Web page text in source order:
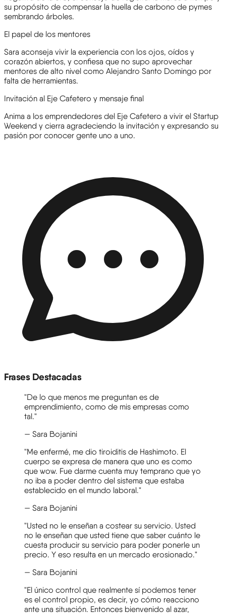
su propósito de compensar la huella de carbono de pymes
sembrando árboles.
El papel de los mentores
Sara aconseja vivir la experiencia con los ojos, oídos y
corazón abiertos, y confiesa que no supo aprovechar
mentores de alto nivel como Alejandro Santo Domingo por
falta de herramientas.
Invitación al Eje Cafetero y mensaje final
Anima a los emprendedores del Eje Cafetero a vivir el Startup
Weekend y cierra agradeciendo la invitación y expresando su
pasión por conocer gente uno a uno.
Frases Destacadas
"De lo que menos me preguntan es de
emprendimiento, como de mis empresas como
tal."
— Sara Bojanini
"Me enfermé, me dio tiroiditis de Hashimoto. El
cuerpo se expresa de manera que uno es como
que wow. Fue darme cuenta muy temprano que yo
no iba a poder dentro del sistema que estaba
establecido en el mundo laboral."
— Sara Bojanini
"Usted no le enseñan a costear su servicio. Usted
no le enseñan que usted tiene que saber cuánto le
cuesta producir su servicio para poder ponerle un
precio. Y eso resulta en un mercado erosionado."
— Sara Bojanini
"El único control que realmente sí podemos tener
es el control propio, es decir, yo cómo reacciono
ante una situación. Entonces bienvenido al azar,